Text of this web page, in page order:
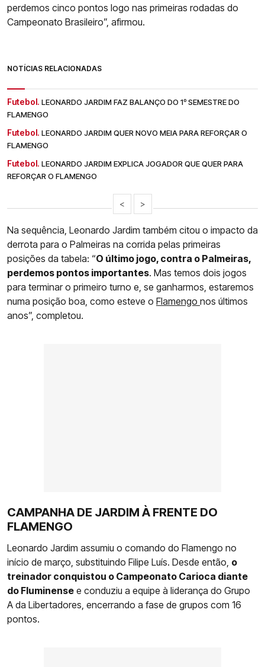
perdemos cinco pontos logo nas primeiras rodadas do
Campeonato Brasileiro”, afirmou.
NOTÍCIAS RELACIONADAS
Futebol. LEONARDO JARDIM FAZ BALANÇO DO 1º SEMESTRE DO
FLAMENGO
Futebol. LEONARDO JARDIM QUER NOVO MEIA PARA REFORÇAR O
FLAMENGO
Futebol. LEONARDO JARDIM EXPLICA JOGADOR QUE QUER PARA
REFORÇAR O FLAMENGO
< >
Na sequência, Leonardo Jardim também citou o impacto da
derrota para o Palmeiras na corrida pelas primeiras
posições da tabela: “O último jogo, contra o Palmeiras,
perdemos pontos importantes. Mas temos dois jogos
para terminar o primeiro turno e, se ganharmos, estaremos
numa posição boa, como esteve o Flamengo nos últimos
anos”, completou.
CAMPANHA DE JARDIM À FRENTE DO
FLAMENGO
Leonardo Jardim assumiu o comando do Flamengo no
início de março, substituindo Filipe Luís. Desde então, o
treinador conquistou o Campeonato Carioca diante
do Fluminense e conduziu a equipe à liderança do Grupo
A da Libertadores, encerrando a fase de grupos com 16
pontos.